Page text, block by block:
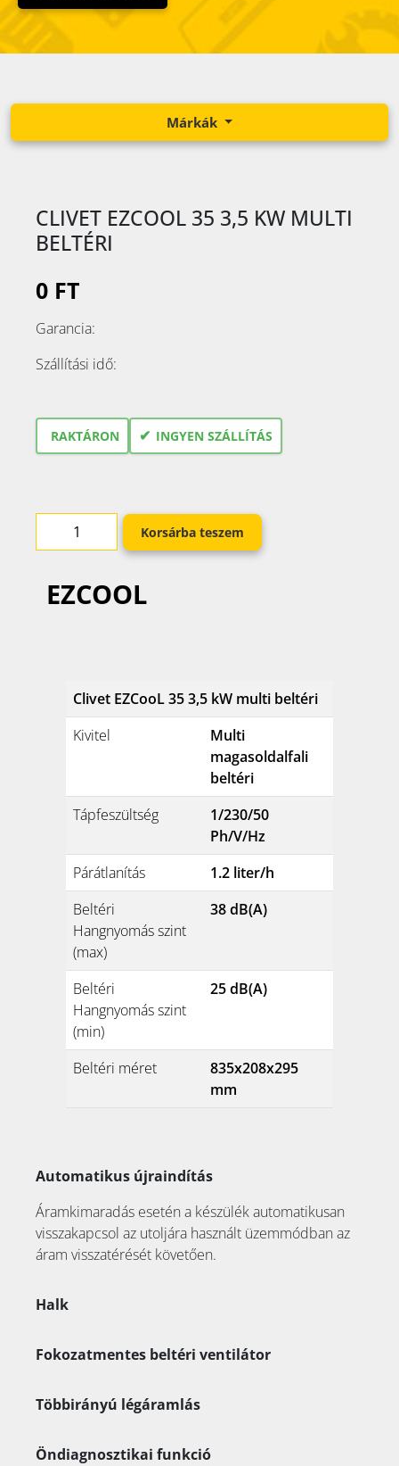
Márkák
CLIVET EZCOOL 35 3,5 KW MULTI
BELTÉRI
0 FT
Garancia:
Szállítási idő:
RAKTÁRON ✔ INGYEN SZÁLLÍTÁS
Korsárba teszem
EZCOOL
Clivet EZCooL 35 3,5 kW multi beltéri
Kivitel
Multi
magasoldalfali
beltéri
Tápfeszültség
1/230/50
Ph/V/Hz
Párátlanítás
1.2 liter/h
Beltéri
Hangnyomás szint
(max)
38 dB(A)
Beltéri
Hangnyomás szint
(min)
25 dB(A)
Beltéri méret
835x208x295
mm
Automatikus újraindítás
Áramkimaradás esetén a készülék automatikusan
visszakapcsol az utoljára használt üzemmódban az
áram visszatérését követően.
Halk
Fokozatmentes beltéri ventilátor
Többirányú légáramlás
Öndiagnosztikai funkció